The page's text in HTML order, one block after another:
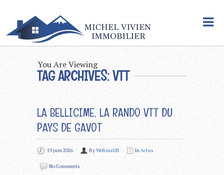
You Are Viewing
TAG ARCHIVES: VTT
LA BELLICIME, LA RANDO VTT DU
PAYS DE GAVOT
19 juin 2026 ByWeBmaliN InActus
No Comments